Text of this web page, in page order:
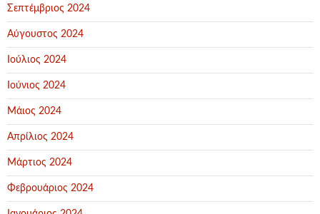
Σεπτέμβριος 2024
Αύγουστος 2024
Ιούλιος 2024
Ιούνιος 2024
Μάιος 2024
Απρίλιος 2024
Μάρτιος 2024
Φεβρουάριος 2024